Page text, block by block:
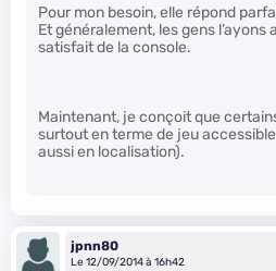
Pour mon besoin, elle répond
Et généralement, les gens l’ayons
satisfait de la console.
Maintenant, je conçoit que
surtout en terme de jeu
aussi en localisation).
jpnn80
Le 12/09/2014 à 16h42